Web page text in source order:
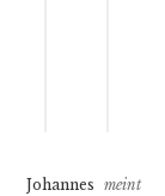
Johannes
meint